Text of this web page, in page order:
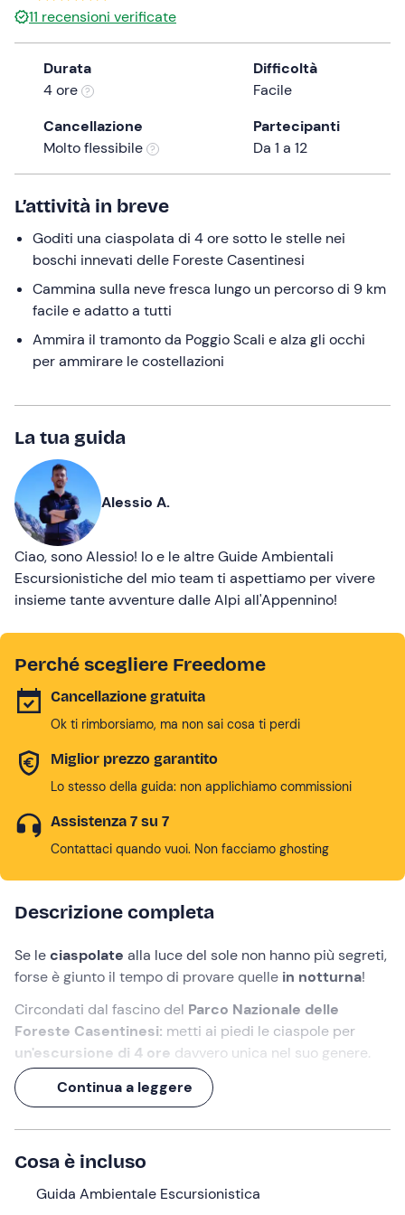
the
question
mark
keyboard
shortcuts
for
changing
dates.
11 recensioni verificate
Durata
4 ore
Difficoltà
Facile
Cancellazione
Molto flessibile
Partecipanti
Da 1 a 12
L’attività in breve
Goditi una ciaspolata di 4 ore sotto le stelle nei
boschi innevati delle Foreste Casentinesi
Cammina sulla neve fresca lungo un percorso di 9 km
facile e adatto a tutti
Ammira il tramonto da Poggio Scali e alza gli occhi
per ammirare le costellazioni
La tua guida
Alessio A.
Ciao, sono Alessio! Io e le altre Guide Ambientali
Escursionistiche del mio team ti aspettiamo per vivere
insieme tante avventure dalle Alpi all'Appennino!
Perché scegliere Freedome
Cancellazione gratuita
Ok ti rimborsiamo, ma non sai cosa ti perdi
Miglior prezzo garantito
Lo stesso della guida: non applichiamo commissioni
Assistenza 7 su 7
Contattaci quando vuoi. Non facciamo ghosting
Descrizione completa
Se leciaspolate alla luce del sole non hanno più segreti,
forse è giunto il tempo di provare quelle in notturna!
Circondati dal fascino del Parco Nazionale delle
Foreste Casentinesi: metti ai piedi le ciaspole per
un'escursione di 4 ore davvero unica nel suo genere.
Potrai goderti uno dei tramonti più sfavillanti della
Toscanae, quandola sera lascia il posto alle stelle,
immergerti nel panorama deiboschi innevati alla luce
della luna.
Continua a leggere
Cosa è incluso
Guida Ambientale Escursionistica